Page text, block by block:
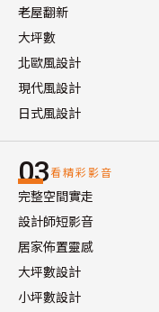
老屋翻新
大坪數
北歐風設計
現代風設計
日式風設計
03看精彩影音
完整空間實走
設計師短影音
居家佈置靈感
大坪數設計
小坪數設計